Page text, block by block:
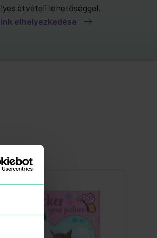
átvételi lehetőséggel.
elhelyezkedése